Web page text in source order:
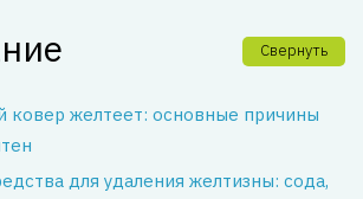
Свернуть
ковер желтеет: основные причины
для удаления желтизны: сода,